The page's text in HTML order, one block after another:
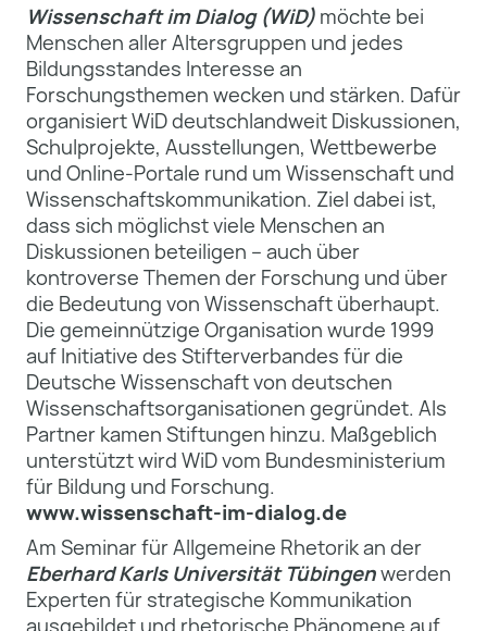
Wissenschaft im Dialog (WiD)möchte bei
Menschen aller Altersgruppen und jedes
Bildungsstandes Interesse an
Forschungsthemen wecken und stärken. Dafür
organisiert WiD deutschlandweit Diskussionen,
Schulprojekte, Ausstellungen, Wettbewerbe
und Online-Portale rund um Wissenschaft und
Wissenschaftskommunikation. Ziel dabei ist,
dass sich möglichst viele Menschen an
Diskussionen beteiligen – auch über
kontroverse Themen der Forschung und über
die Bedeutung von Wissenschaft überhaupt.
Die gemeinnützige Organisation wurde 1999
auf Initiative des Stifterverbandes für die
Deutsche Wissenschaft von deutschen
Wissenschaftsorganisationen gegründet. Als
Partner kamen Stiftungen hinzu. Maßgeblich
unterstützt wird WiD vom Bundesministerium
für Bildung und Forschung.
www.wissenschaft-im-dialog.de
Am Seminar für Allgemeine Rhetorik an der
Eberhard Karls Universität Tübingenwerden
Experten für strategische Kommunikation